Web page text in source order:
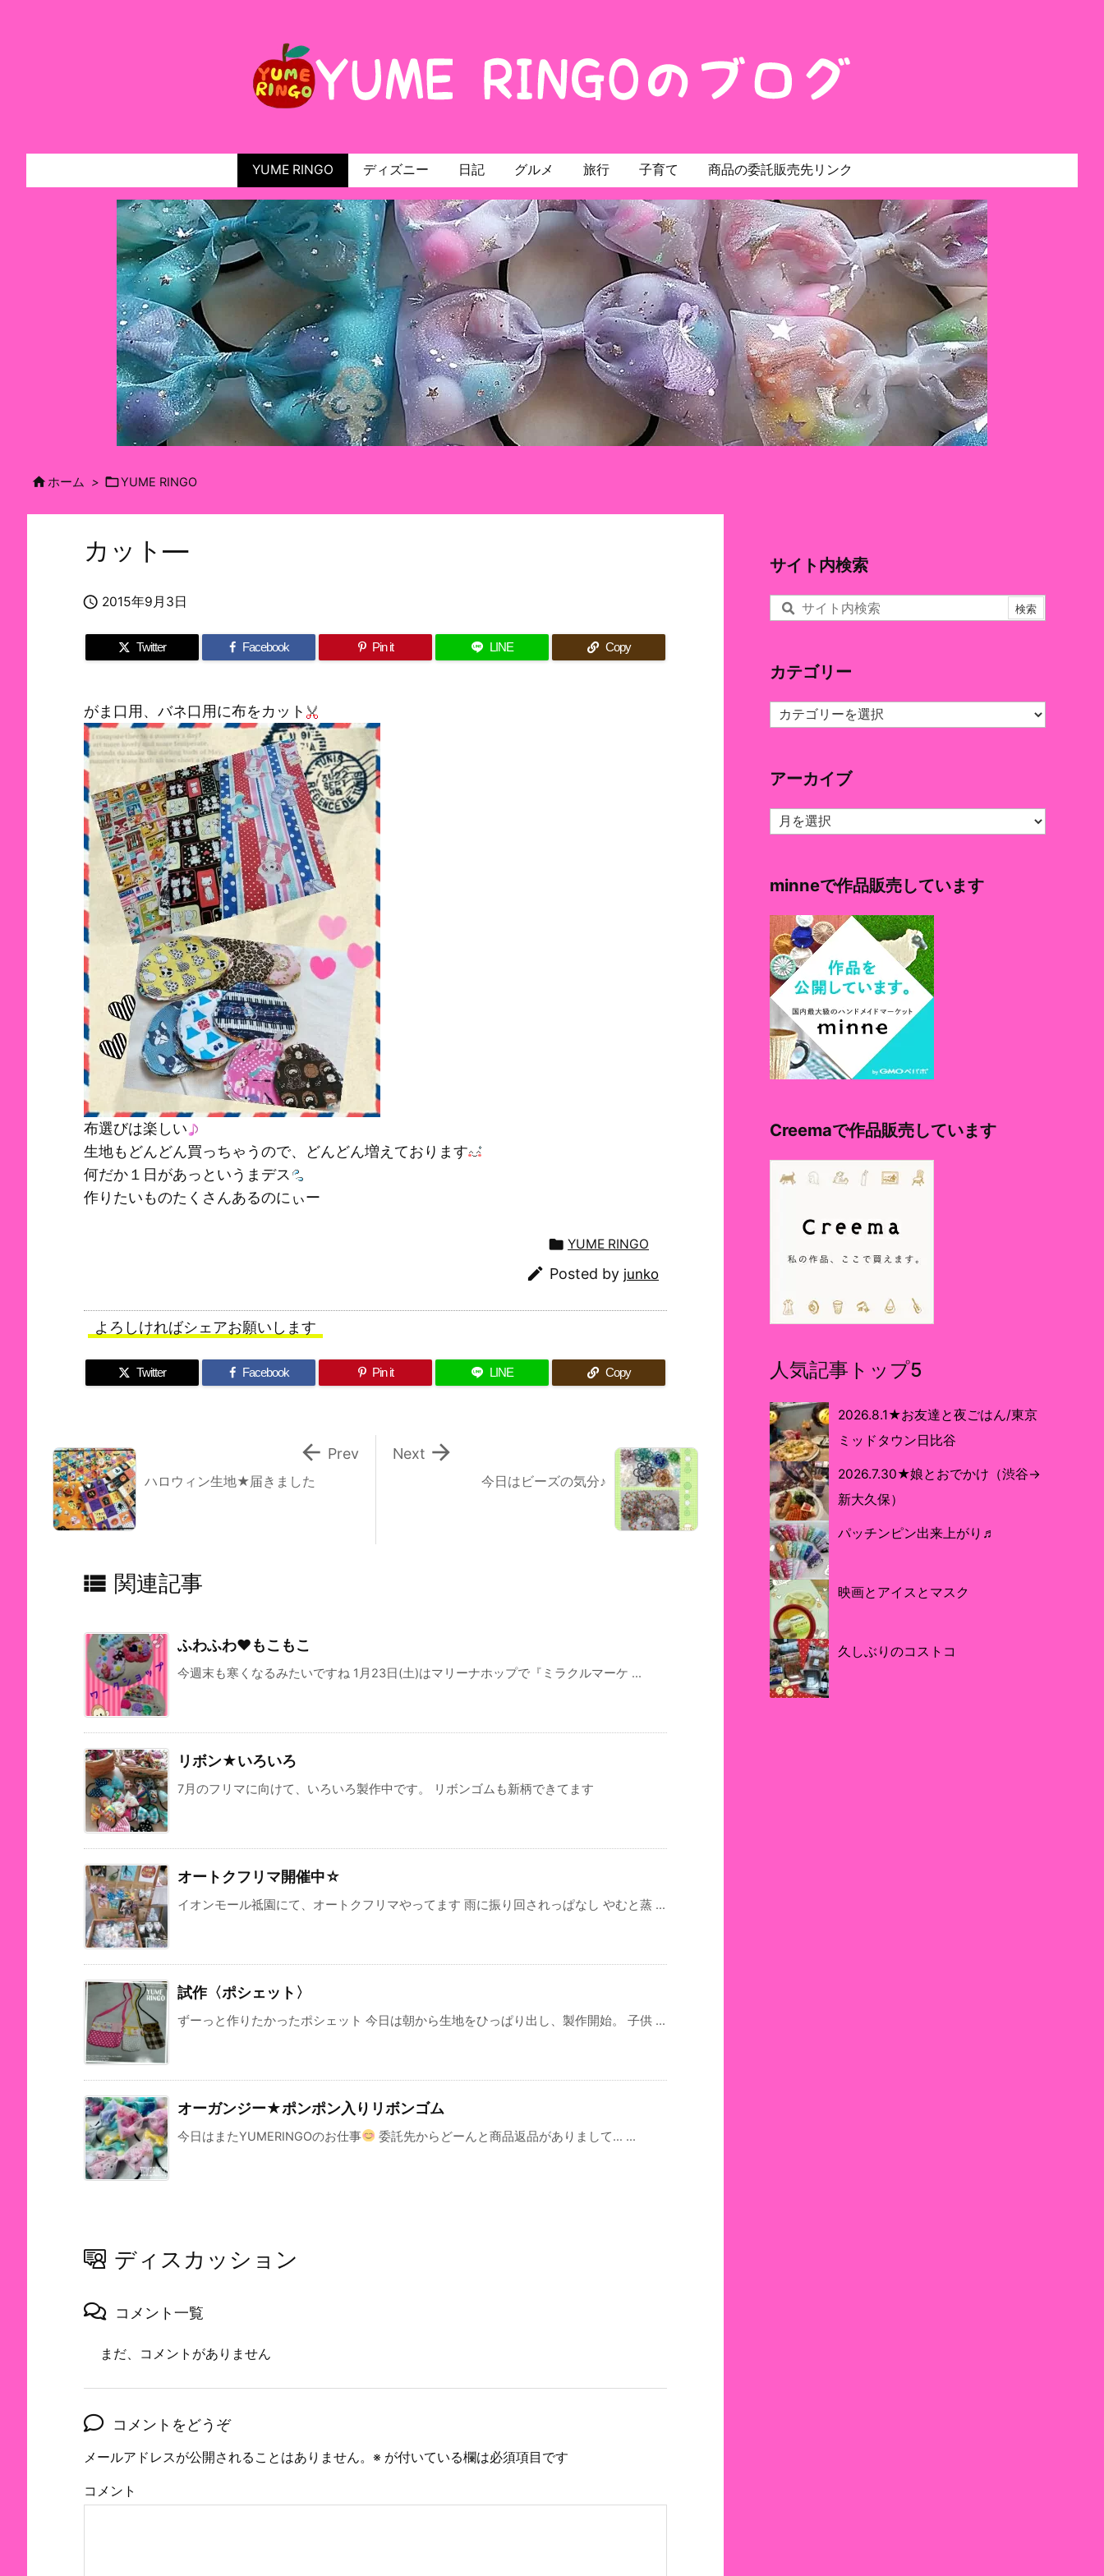
YUME RINGO ディズニー 日記 グルメ 旅行 子育て 商品の委託販売先リンク
ホーム > YUME RINGO
カット—
 2015年9月3日
Twitter Facebook Pin it LINE Copy
がま口用、バネ口用に布をカット
布選びは楽しい
生地もどんどん買っちゃうので、どんどん増えております
何だか１日があっというまデス
作りたいものたくさんあるのにぃー
 YUME RINGO
 Posted by junko
よろしければシェアお願いします
Twitter Facebook Pin it LINE Copy
今日はビーズの気分♪

Next
ハロウィン生地★届きました
 Prev
 関連記事
ふわふわ♥もこもこ
今週末も寒くなるみたいですね 1月23日(土)はマリーナホップで『ミラクルマーケ ...
リボン★いろいろ
7月のフリマに向けて、いろいろ製作中です。 リボンゴムも新柄できてます
オートクフリマ開催中☆
イオンモール祗園にて、オートクフリマやってます 雨に振り回されっぱなし やむと蒸 ...
試作〈ポシェット〉
ずーっと作りたかったポシェット 今日は朝から生地をひっぱり出し、製作開始。 子供 ...
オーガンジー★ポンポン入りリボンゴム
今日はまたYUMERINGOのお仕事 委託先からどーんと商品返品がありまして… ...
ディスカッション
コメント一覧
まだ、コメントがありません
コメントをどうぞ
メールアドレスが公開されることはありません。 ※ が付いている欄は必須項目です
コメント
サイト内検索
カテゴリー
カ
テ
ー
アーカイブ
ア
ー
ブ
minneで作品販売しています
Creemaで作品販売しています
人気記事トップ5
2026.8.1★お友達と夜ごはん/東京
ミッドタウン日比谷
2026.7.30★娘とおでかけ（渋谷→
新大久保）
パッチンピン出来上がり♬
映画とアイスとマスク
久しぶりのコストコ